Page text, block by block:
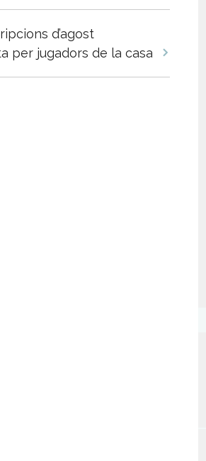
d’agost
per jugadors de la casa